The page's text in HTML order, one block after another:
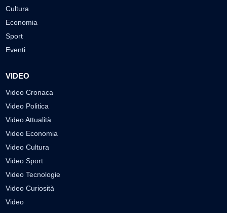
Cultura
Economia
Sport
Eventi
VIDEO
Video Cronaca
Video Politica
Video Attualità
Video Economia
Video Cultura
Video Sport
Video Tecnologie
Video Curiosità
Video